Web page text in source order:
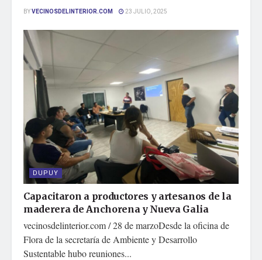
BYVECINOSDELINTERIOR.COM 23 JULIO, 2025
DUPUY
Capacitaron a productores y artesanos de la
maderera de Anchorena y Nueva Galia
vecinosdelinterior.com / 28 de marzoDesde la oficina de
Flora de la secretaría de Ambiente y Desarrollo
Sustentable hubo reuniones...